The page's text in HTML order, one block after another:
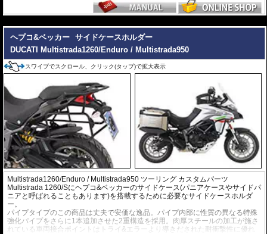
ヘプコ&ベッカー
サイドケースホルダー
DUCATI Multistrada1260/Enduro / Multistrada950
スワイプでスクロール、クリック(タップ)で拡大表示
Multistrada1260/Enduro / Multistrada950 ツーリング カスタムパーツ
Multistrada 1260/Sにヘプコ&ベッカーのサイドケース(パニアケースやサイドパ
ニアと呼ばれることもあります)を搭載するために必要なサイドケースホルダ
ー。
パイプタイプのこの商品は丈夫で安価な逸品。パイプ内部に性質の異なる特殊
強化パイプをさらに1本追加させた2重構造を採用。肉厚スチールの加工が施さ
れている車両接合ポイントはトライ&エラーより導きだされた耐衝撃性に優れ